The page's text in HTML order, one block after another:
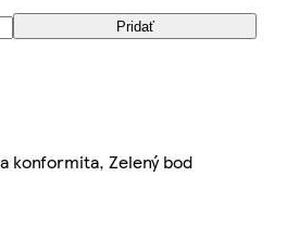
Pridať
konformita, Zelený bod